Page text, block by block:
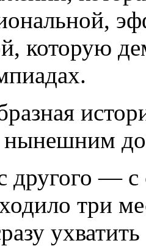
которую
нынешним
другого —
три